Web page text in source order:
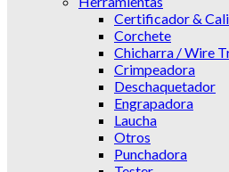
Certificador &
Corchete
Chicharra / Wire
Crimpeadora
Deschaquetador
Engrapadora
Laucha
Otros
Punchadora